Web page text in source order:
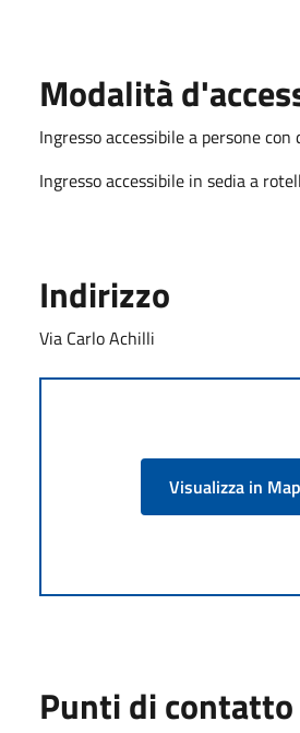
Modalità
Ingresso accessibile a persone
Ingresso accessibile in sedia a
Indirizzo
Via Carlo Achilli
Visualizza in
Punti di contatto